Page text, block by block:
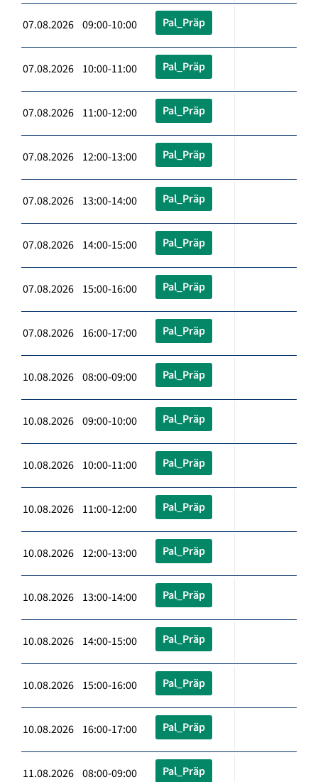
07.08.2026 09:00-10:00 Pal_Präp
07.08.2026 10:00-11:00 Pal_Präp
07.08.2026 11:00-12:00 Pal_Präp
07.08.2026 12:00-13:00 Pal_Präp
07.08.2026 13:00-14:00 Pal_Präp
07.08.2026 14:00-15:00 Pal_Präp
07.08.2026 15:00-16:00 Pal_Präp
07.08.2026 16:00-17:00 Pal_Präp
10.08.2026 08:00-09:00 Pal_Präp
10.08.2026 09:00-10:00 Pal_Präp
10.08.2026 10:00-11:00 Pal_Präp
10.08.2026 11:00-12:00 Pal_Präp
10.08.2026 12:00-13:00 Pal_Präp
10.08.2026 13:00-14:00 Pal_Präp
10.08.2026 14:00-15:00 Pal_Präp
10.08.2026 15:00-16:00 Pal_Präp
10.08.2026 16:00-17:00 Pal_Präp
11.08.2026 08:00-09:00 Pal_Präp